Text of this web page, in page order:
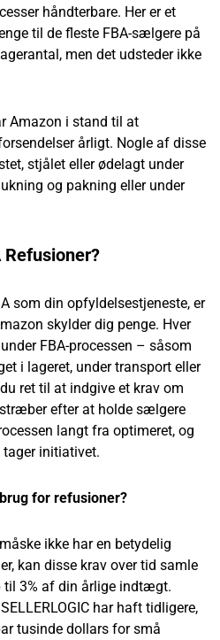
håndterbare. Her er et
til de fleste FBA-sælgere på
men det udsteder ikke
Amazon i stand til at
årligt. Nogle af disse
stjålet eller ødelagt under
og pakning eller under
Refusioner?
som din opfyldelsestjeneste, er
skylder dig penge. Hver
FBA-processen – såsom
i lageret, under transport eller
ret til at indgive et krav om
efter at holde sælgere
langt fra optimeret, og
initiativet.
for refusioner?
ikke har en betydelig
kan disse krav over tid samle
til 3% af din årlige indtægt.
har haft tidligere,
tusinde dollars for små